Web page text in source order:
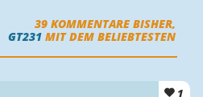
39 KOMMENTARE BISHER,
GT231 MIT DEM BELIEBTESTEN
1